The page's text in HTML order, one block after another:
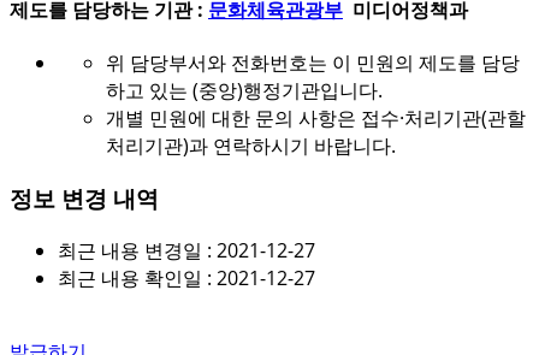
제도를 담당하는 기관 : 문화체육관광부 미디어정책과
위 담당부서와 전화번호는 이 민원의 제도를 담당
하고 있는 (중앙)행정기관입니다.
개별 민원에 대한 문의 사항은 접수·처리기관(관할
처리기관)과 연락하시기 바랍니다.
정보 변경 내역
최근 내용 변경일 : 2021-12-27
최근 내용 확인일 : 2021-12-27